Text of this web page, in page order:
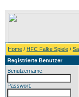
Home / HFC Falke Spiele /
Registrierte Benutzer
Benutzername:
Passwort: